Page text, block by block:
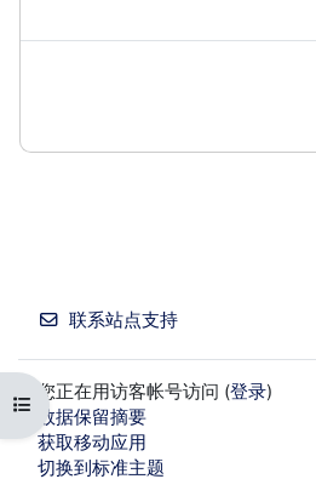
打开课程索引
联系站点支持
您正在用访客帐号访问 (登录)
‎数据保留摘要‎
获取移动应用
切换到标准主题